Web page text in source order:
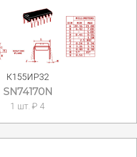
К155ИР32
SN74170N
1 шт. ₽ 4